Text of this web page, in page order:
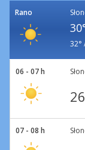
Rano
32°
06 - 07 h
07 - 08 h